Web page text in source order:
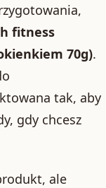
fitness
70g).
tak, aby
gdy chcesz
ale